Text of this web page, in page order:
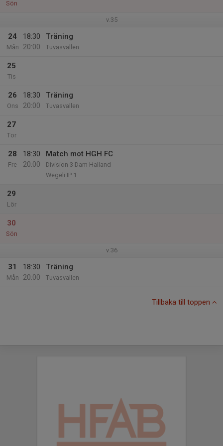
Sön
v.35
24
Mån
18:30
20:00
Träning
Tuvasvallen
25
Tis
26
Ons
18:30
20:00
Träning
Tuvasvallen
27
Tor
28
Fre
18:30
20:00
Match mot HGH FC
Division 3 Dam Halland
Wegeli IP 1
29
Lör
30
Sön
v.36
31
Mån
18:30
20:00
Träning
Tuvasvallen
Tillbaka till toppen